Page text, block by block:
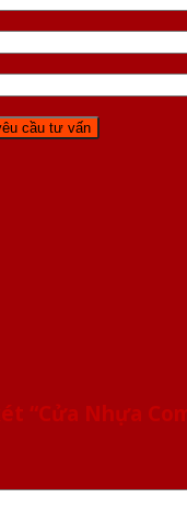
“Cửa Nhựa